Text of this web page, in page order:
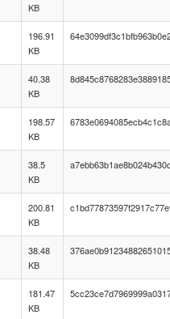
KB
196.91
KB
40.38
KB
198.57
KB
38.5
KB
200.81
KB
38.48
KB
181.47
KB